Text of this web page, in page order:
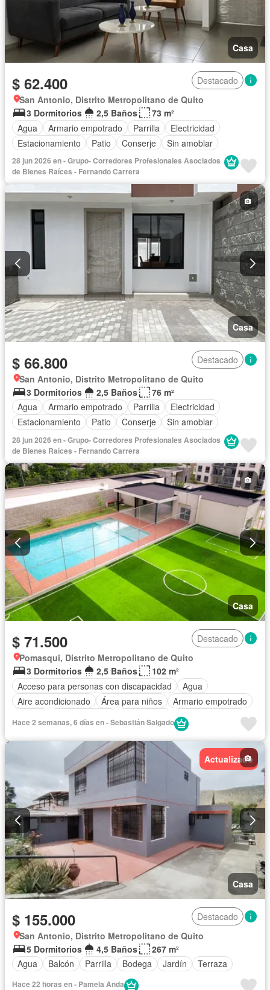
Casa
$ 62.400
Destacado
San Antonio, Distrito Metropolitano de Quito
3 Dormitorios
2,5 Baños
73 m²
Agua
Armario empotrado Parrilla
Electricidad
Estacionamiento
Patio Conserje Sin amoblar
28 jun 2026 en - Grupo- Corredores Profesionales Asociados
de Bienes Raíces - Fernando Carrera
Casa
$ 66.800
Destacado
San Antonio, Distrito Metropolitano de Quito
3 Dormitorios
2,5 Baños
76 m²
Agua
Armario empotrado Parrilla
Electricidad
Estacionamiento
Patio Conserje Sin amoblar
28 jun 2026 en - Grupo- Corredores Profesionales Asociados
de Bienes Raíces - Fernando Carrera
Casa
$ 71.500
Destacado
Pomasqui, Distrito Metropolitano de Quito
3 Dormitorios
2,5 Baños
102 m²
Acceso para personas con discapacidad
Agua
Aire acondicionado
Área para niños
Armario empotrado
Estacionamiento
Piscina
Conserje
Vista panorámica Sin amoblar
Hace 2 semanas, 6 días en - Sebastián Salgado
Actualizado
Casa
$ 155.000
Destacado
San Antonio, Distrito Metropolitano de Quito
5 Dormitorios
4,5 Baños
267 m²
Agua
Balcón Parrilla Bodega Jardín Terraza
Hace 22 horas en - Pamela Anda